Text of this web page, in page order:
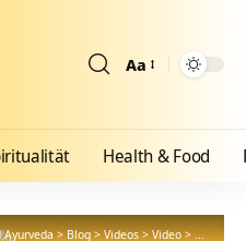
Aa
Health & Food
Ayurveda>Blog>Videos>Video>Neue